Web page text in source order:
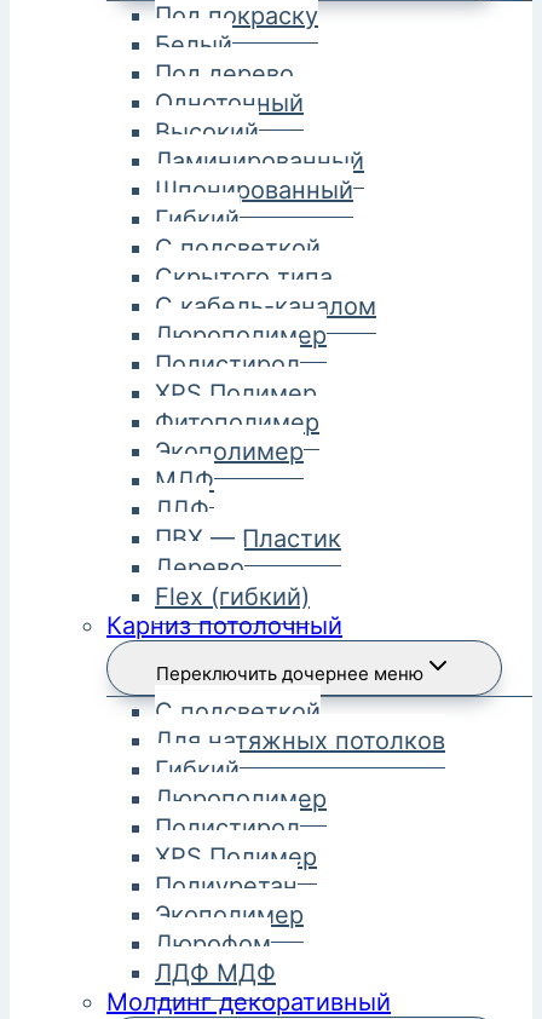
Под покраску
Белый
Под дерево
Однотонный
Высокий
Ламинированный
Шпонированный
Гибкий
С подсветкой
Скрытого типа
С кабель-каналом
Дюрополимер
Полистирол
XPS Полимер
Фитополимер
Экополимер
МДФ
ЛДФ
ПВХ — Пластик
Дерево
Flex (гибкий)
Карниз потолочный
Переключить дочернее меню
С подсветкой
Для натяжных потолков
Гибкий
Дюрополимер
Полистирол
XPS Полимер
Полиуретан
Экополимер
Дюрофом
ЛДФ МДФ
Молдинг декоративный